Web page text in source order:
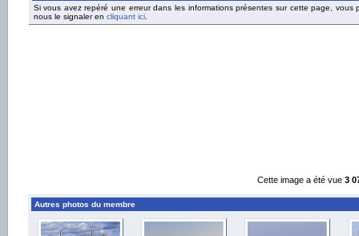
Si vous avez repéré une erreur dans les informations présentes sur cette page, vous
nous le signaler en cliquant ici.
Cette image a été vue 3
Autres photos du membre